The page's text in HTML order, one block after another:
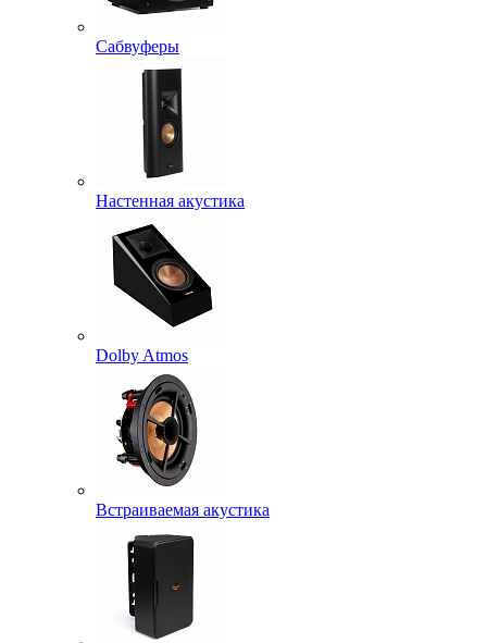
Сабвуферы
Настенная акустика
Dolby Atmos
Встраиваемая акустика